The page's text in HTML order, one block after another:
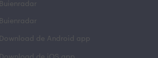
Buienradar
Buienradar
Download de Android app